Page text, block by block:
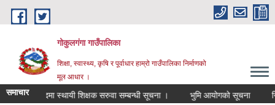
Skip to main content
गोकुलगंगा गाउँपालिका
शिक्षा, स्वास्थ्य, कृषि र पूर्वाधार हाम्रो गाउँपालिका निर्माणको
मूल आधार ।
समाचाररिक्त पदमा स्थायी शिक्षक सरुवा सम्बन्धी सूचना । भुमि आयोगको सूचना